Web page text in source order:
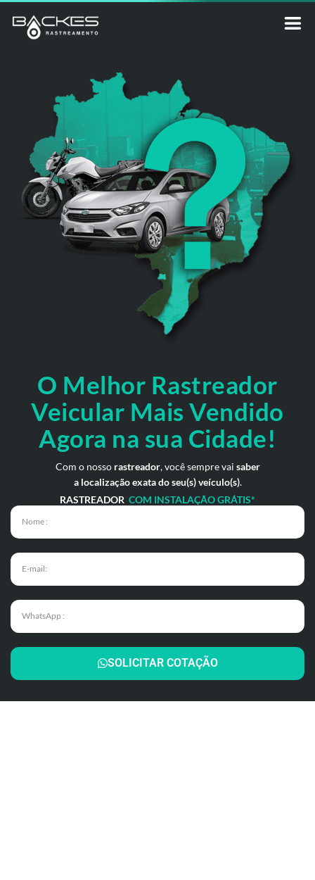
O Melhor Rastreador
Veicular Mais Vendido
Agora na sua Cidade!
Com o nosso rastreador, você sempre vai saber
a localização exata do seu(s) veículo(s).
RASTREADOR COM INSTALAÇÃO GRÁTIS*
SOLICITAR COTAÇÃO